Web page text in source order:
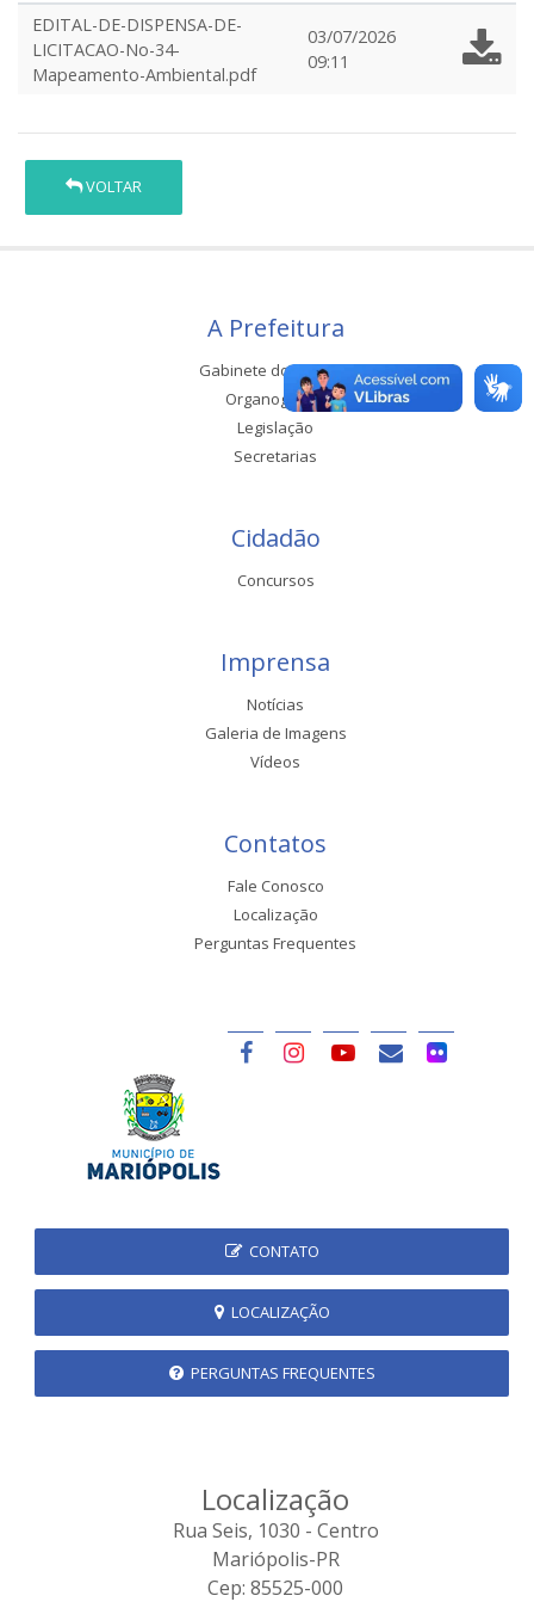
EDITAL-DE-DISPENSA-DE-
LICITACAO-No-34-
Mapeamento-Ambiental.pdf
03/07/2026
09:11
VOLTAR
A Prefeitura
Gabinete do Prefeito
Organograma
Legislação
Secretarias
Cidadão
Concursos
Imprensa
Notícias
Galeria de Imagens
Vídeos
Contatos
Fale Conosco
Localização
Perguntas Frequentes
CONTATO
LOCALIZAÇÃO
PERGUNTAS FREQUENTES
Localização
Rua Seis, 1030 - Centro
Mariópolis-PR
Cep: 85525-000